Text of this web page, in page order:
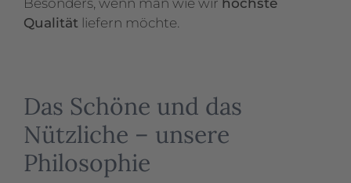
Qualität liefern möchte.
Das Schöne und das
Nützliche – unsere
Philosophie